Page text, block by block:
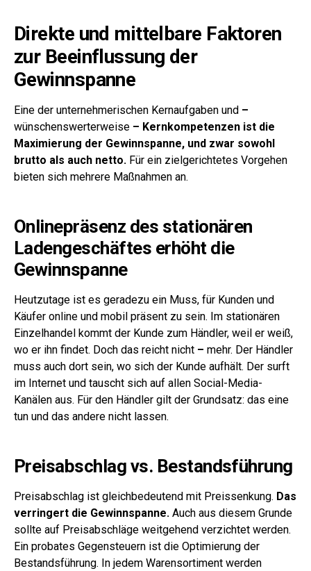
Direkte und mittelbare Faktoren
zur Beeinflussung der
Gewinnspanne
Eine der unternehmerischen Kernaufgaben und –
wünschenswerterweise – Kernkompetenzen ist die
Maximierung der Gewinnspanne, und zwar sowohl
brutto als auch netto. Für ein zielgerichtetes Vorgehen
bieten sich mehrere Maßnahmen an.
Onlinepräsenz des stationären
Ladengeschäftes erhöht die
Gewinnspanne
Heutzutage ist es geradezu ein Muss, für Kunden und
Käufer online und mobil präsent zu sein. Im stationären
Einzelhandel kommt der Kunde zum Händler, weil er weiß,
wo er ihn findet. Doch das reicht nicht – mehr. Der Händler
muss auch dort sein, wo sich der Kunde aufhält. Der surft
im Internet und tauscht sich auf allen Social-Media-
Kanälen aus. Für den Händler gilt der Grundsatz: das eine
tun und das andere nicht lassen.
Preisabschlag vs. Bestandsführung
Preisabschlag ist gleichbedeutend mit Preissenkung. Das
verringert die Gewinnspanne. Auch aus diesem Grunde
sollte auf Preisabschläge weitgehend verzichtet werden.
Ein probates Gegensteuern ist die Optimierung der
Bestandsführung. In jedem Warensortiment werden